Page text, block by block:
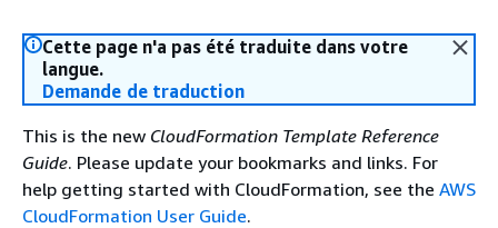
Cette page n'a pas été traduite dans votre
langue.
Demande de traduction
This is the new CloudFormation Template Reference
Guide. Please update your bookmarks and links. For
help getting started with CloudFormation, see the AWS
CloudFormation User Guide.